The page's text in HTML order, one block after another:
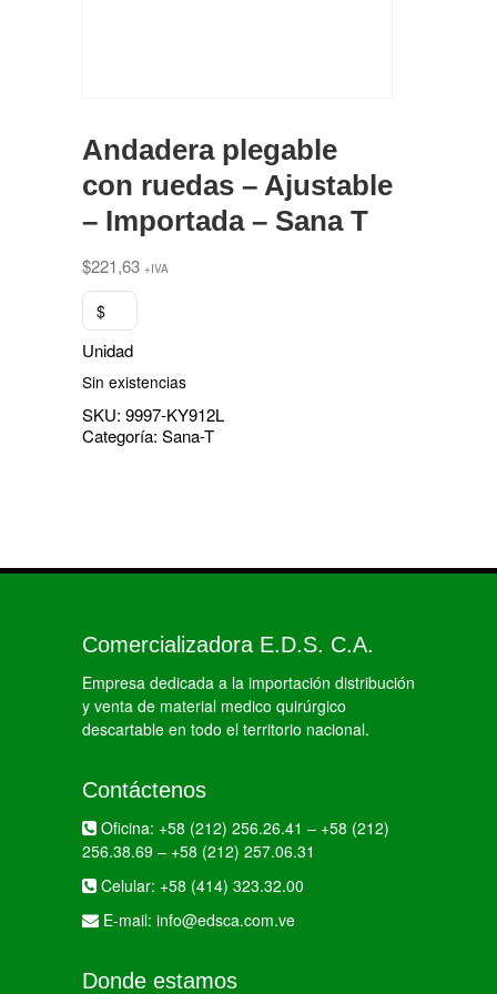
Andadera plegable
con ruedas – Ajustable
– Importada – Sana T
$221,63 +IVA
$
Unidad
Sin existencias
SKU: 9997-KY912L
Categoría: Sana-T
Comercializadora E.D.S. C.A.
Empresa dedicada a la importación distribución
y venta de material medico quirúrgico
descartable en todo el territorio nacional.
Contáctenos
Oficina: +58 (212) 256.26.41 – +58 (212)
256.38.69 – +58 (212) 257.06.31
Celular: +58 (414) 323.32.00
E-mail: info@edsca.com.ve
Donde estamos